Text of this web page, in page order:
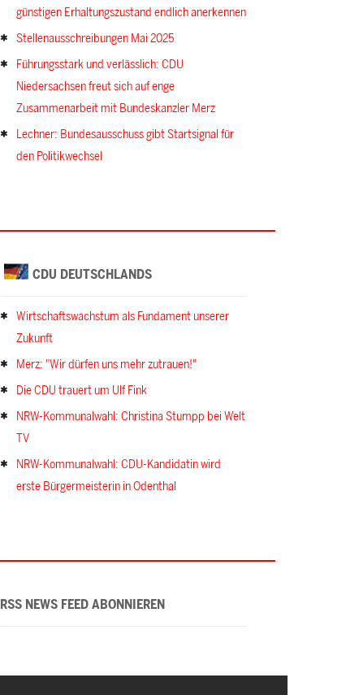
günstigen Erhaltungszustand endlich anerkennen
Stellenausschreibungen Mai 2025
Führungsstark und verlässlich: CDU
Niedersachsen freut sich auf enge
Zusammenarbeit mit Bundeskanzler Merz
Lechner: Bundesausschuss gibt Startsignal für
den Politikwechsel
CDU DEUTSCHLANDS
Wirtschaftswachstum als Fundament unserer
Zukunft
Merz: "Wir dürfen uns mehr zutrauen!"
Die CDU trauert um Ulf Fink
NRW-Kommunalwahl: Christina Stumpp bei Welt
TV
NRW-Kommunalwahl: CDU-Kandidatin wird
erste Bürgermeisterin in Odenthal
RSS NEWS FEED ABONNIEREN